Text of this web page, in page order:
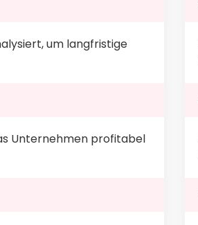
um langfristige
Unternehmen profitabel